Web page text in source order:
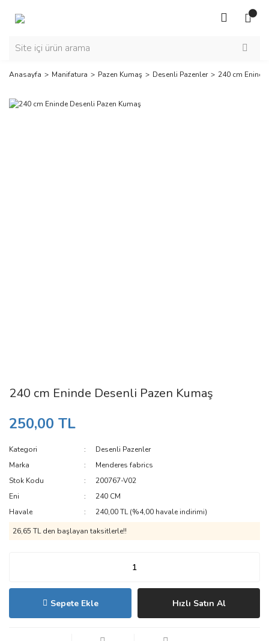
Anasayfa Manifatura Pazen Kumaş Desenli Pazenler 240 cm
240 cm Eninde Desenli Pazen Kumaş
250,00 TL
Kategori
Desenli Pazenler
Marka
Menderes fabrics
Stok Kodu
200767-V02
Eni
240 CM
Havale
240,00 TL (%4,00 havale indirimi)
26,65 TL den başlayan taksitlerle!!
Sepete Ekle Hızlı Satın Al